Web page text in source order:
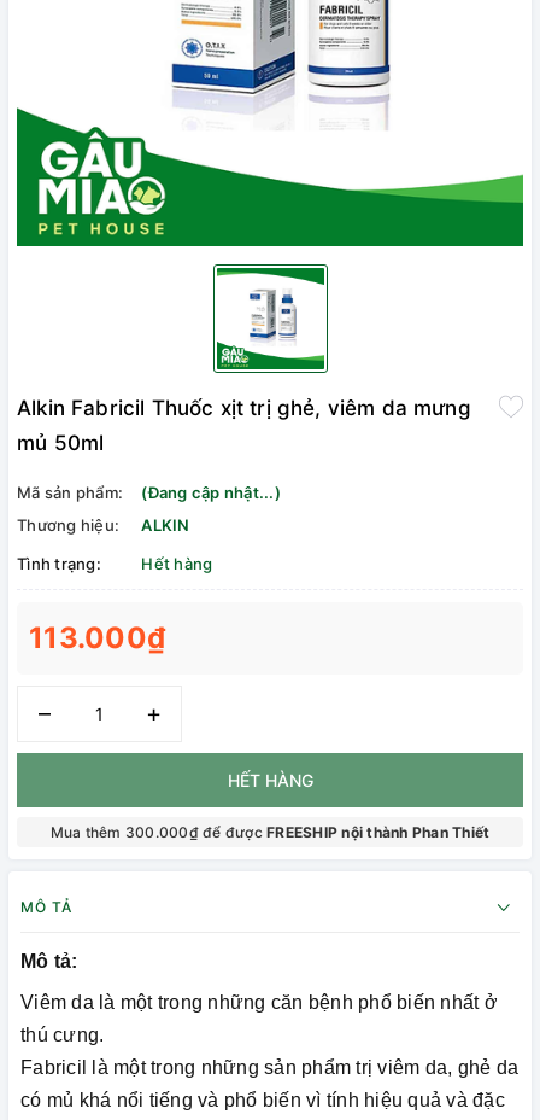
Alkin Fabricil Thuốc xịt trị ghẻ, viêm da mưng
mủ 50ml
Mã sản phẩm:
(Đang cập nhật...)
Thương hiệu:
ALKIN
Tình trạng:
Hết hàng
113.000₫
– +
HẾT HÀNG
Mua thêm 300.000₫ để đượcFREESHIP nội thành Phan Thiết
MÔ TẢ
Mô tả:
Viêm da là một trong những căn bệnh phổ biến nhất ở
thú cưng.
Fabricil là một trong những sản phẩm trị viêm da, ghẻ da
có mủ khá nổi tiếng và phổ biến vì tính hiệu quả và đặc